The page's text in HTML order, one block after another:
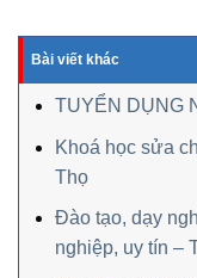
Bài viết khác
TUYỂN DỤNG
Khoá học sửa
Thọ
Đào tạo, dạy
nghiệp, uy tín –